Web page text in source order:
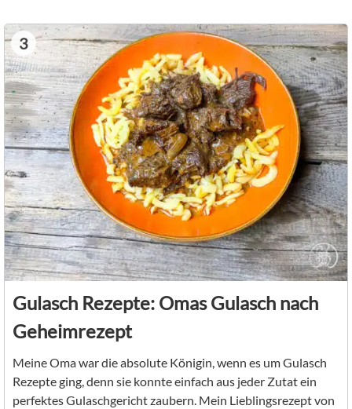
3
Gulasch Rezepte: Omas Gulasch nach
Geheimrezept
Meine Oma war die absolute Königin, wenn es um Gulasch
Rezepte ging, denn sie konnte einfach aus jeder Zutat ein
perfektes Gulaschgericht zaubern. Mein Lieblingsrezept von